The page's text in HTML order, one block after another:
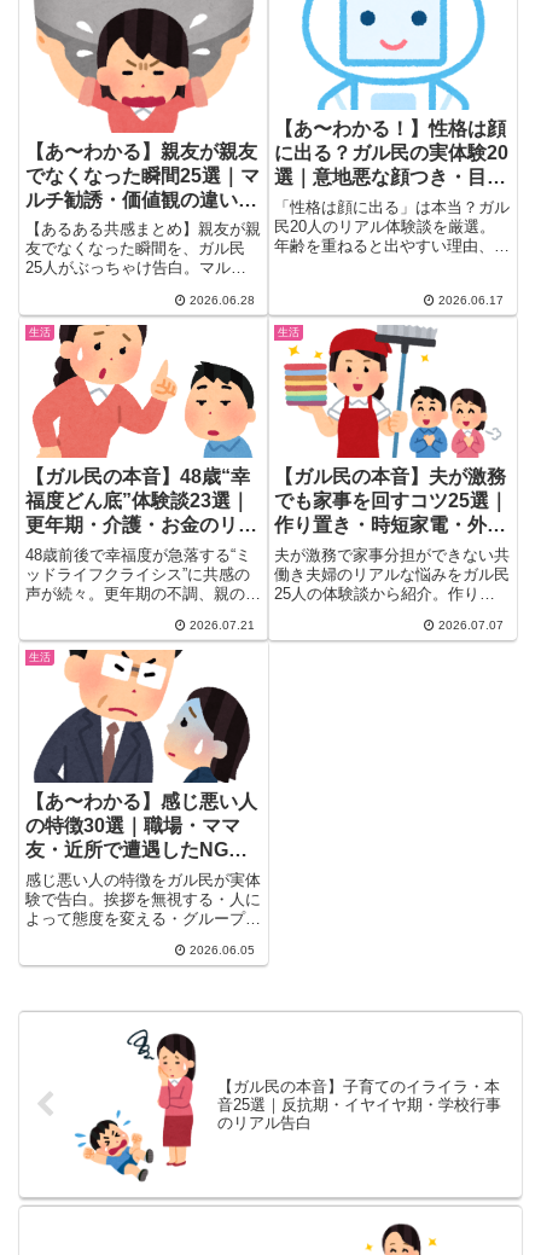
【あ〜わかる】親友が親友
でなくなった瞬間25選｜マ
ルチ勧誘・価値観の違い・
疎遠のリアル体験
【あるある共感まとめ】親友が親
友でなくなった瞬間を、ガル民
25人がぶっちゃけ告白。マルチ
た・見下し行動・ライフステージ
の変化による価値観のズレ…
30〜40代女性が思わず頷くリア
ルな体験談を一気にチェック。
2026.06.28
【あ〜わかる！】性格は顔
に出る？ガル民の実体験20
選｜意地悪な顔つき・目つ
き・年齢で変わる理由
「性格は顔に出る」は本当？ガル
民20人のリアル体験談を厳選。
年齢を重ねると出やすい理由、意
実は…」体験まで。顔より行動・
声に出るという本音も。
2026.06.17
生活
【ガル民の本音】48歳“幸
福度どん底”体験談23選｜
更年期・介護・お金のリア
ル
48歳前後で幸福度が急落する“ミ
ッドライフクライシス”に共感の
声が続々。更年期の不調、親の介
後の虚無感、老後資金への不安ま
で、40〜50代のガル民たちのリ
アルな体験談と乗り越え方のヒン
トを厳選して23件まとめまし
た。参考にどうぞ。
2026.07.21
生活
【ガル民の本音】夫が激務
でも家事を回すコツ25選｜
作り置き・時短家電・外注
まで体験談まとめ
夫が激務で家事分担ができない共
働き夫婦のリアルな悩みをガル民
25人の体験談から紹介。作り置
洗濯機の活用法、家事代行の是
2026.07.07
生活
【あ〜わかる】感じ悪い人
の特徴30選｜職場・ママ
友・近所で遭遇したNGあ
るある
感じ悪い人の特徴をガル民が実体
験で告白。挨拶を無視する・人に
よって態度を変える・グループで
ママ友・近所で遭遇するNGな行
2026.06.05
【ガル民の本音】子育てのイライラ・本
音25選｜反抗期・イヤイヤ期・学校行事
のリアル告白